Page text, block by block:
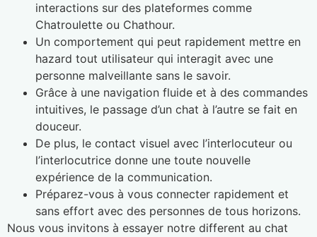
interactions sur des plateformes comme
Chatroulette ou Chathour.
Un comportement qui peut rapidement mettre en
hazard tout utilisateur qui interagit avec une
personne malveillante sans le savoir.
Grâce à une navigation fluide et à des commandes
intuitives, le passage d’un chat à l’autre se fait en
douceur.
De plus, le contact visuel avec l’interlocuteur ou
l’interlocutrice donne une toute nouvelle
expérience de la communication.
Préparez-vous à vous connecter rapidement et
sans effort avec des personnes de tous horizons.
Nous vous invitons à essayer notre different au chat